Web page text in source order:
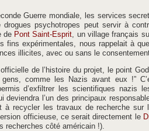
Guerre mondiale, les services
drogues psychotropes peut servir à
de Pont Saint-Esprit, un village français
fins expérimentales, nous rappelait à
illicites, avec ou sans le
de l’histoire du projet, le point
comme les Nazis avant eux !”
d’exfiltrer les scientifiques nazis
deviendra l’un des principaux
à recycler les travaux de recherche sur
officieuse, ce serait directement le
recherches côté américain !).